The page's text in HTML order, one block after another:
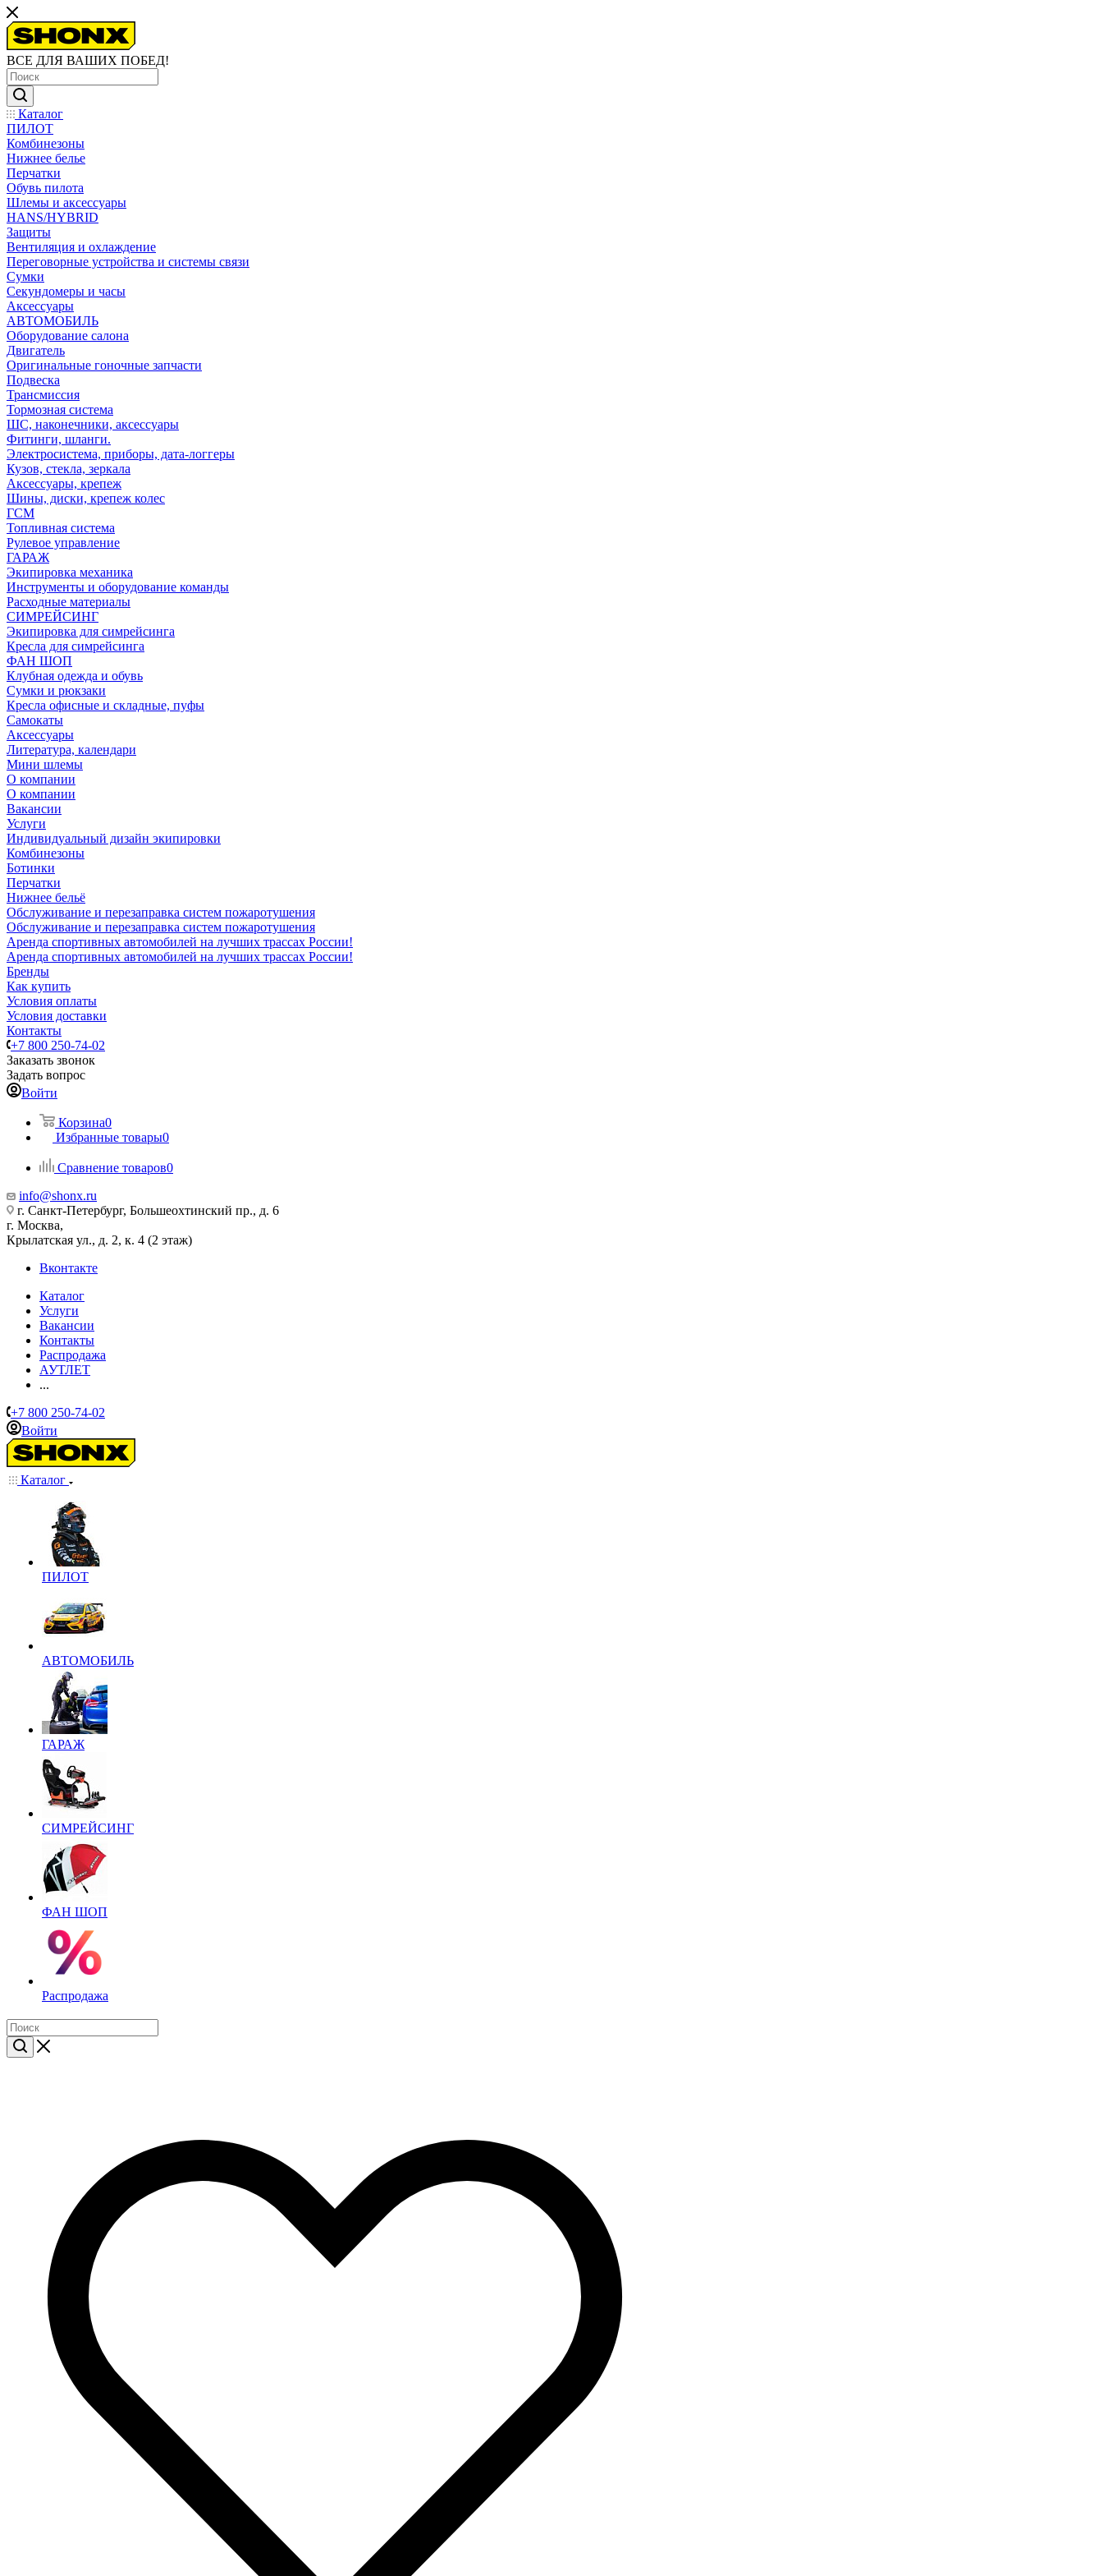
ВСЕ ДЛЯ ВАШИХ ПОБЕД!
Каталог
ПИЛОТ
Комбинезоны
Нижнее белье
Перчатки
Обувь пилота
Шлемы и аксессуары
HANS/HYBRID
Защиты
Вентиляция и охлаждение
Переговорные устройства и системы связи
Сумки
Секундомеры и часы
Аксессуары
АВТОМОБИЛЬ
Оборудование салона
Двигатель
Оригинальные гоночные запчасти
Подвеска
Трансмиссия
Тормозная система
ШС, наконечники, аксессуары
Фитинги, шланги.
Электросистема, приборы, дата-логгеры
Кузов, стекла, зеркала
Аксессуары, крепеж
Шины, диски, крепеж колес
ГСМ
Топливная система
Рулевое управление
ГАРАЖ
Экипировка механика
Инструменты и оборудование команды
Расходные материалы
СИМРЕЙСИНГ
Экипировка для симрейсинга
Кресла для симрейсинга
ФАН ШОП
Клубная одежда и обувь
Сумки и рюкзаки
Кресла офисные и складные, пуфы
Самокаты
Аксессуары
Литература, календари
Мини шлемы
О компании
О компании
Вакансии
Услуги
Индивидуальный дизайн экипировки
Комбинезоны
Ботинки
Перчатки
Нижнее бельё
Обслуживание и перезаправка систем пожаротушения
Обслуживание и перезаправка систем пожаротушения
Аренда спортивных автомобилей на лучших трассах России!
Аренда спортивных автомобилей на лучших трассах России!
Бренды
Как купить
Условия оплаты
Условия доставки
Контакты
+7 800 250-74-02
Заказать звонок
Задать вопрос
Войти
Корзина0
Избранные товары0
Сравнение товаров0
info@shonx.ru
г. Санкт-Петербург, Большеохтинский пр., д. 6
г. Москва,
Крылатская ул., д. 2, к. 4 (2 этаж)
Вконтакте
Каталог
Услуги
Вакансии
Контакты
Распродажа
АУТЛЕТ
...
+7 800 250-74-02
Войти
Каталог
ПИЛОТ
АВТОМОБИЛЬ
ГАРАЖ
СИМРЕЙСИНГ
ФАН ШОП
Распродажа